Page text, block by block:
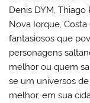
Denis DYM,
Nova Iorque, Costa
fantasiosos que
personagens
melhor ou quem
se um universos
melhor, em sua